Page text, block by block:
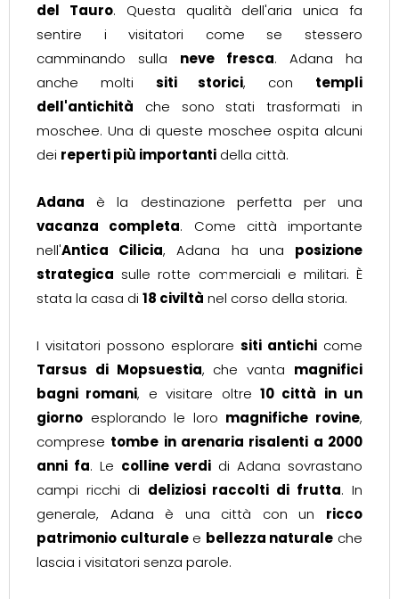
del Tauro. Questa qualità dell'aria unica fa
sentire i visitatori come se stessero
camminando sulla neve fresca. Adana ha
anche molti siti storici, con templi
dell'antichità che sono stati trasformati in
moschee. Una di queste moschee ospita alcuni
dei reperti più importanti della città.
Adana è la destinazione perfetta per una
vacanza completa. Come città importante
nell'Antica Cilicia, Adana ha una posizione
strategica sulle rotte commerciali e militari. È
stata la casa di 18 civiltà nel corso della storia.
I visitatori possono esplorare siti antichi come
Tarsus di Mopsuestia, che vanta magnifici
bagni romani, e visitare oltre 10 città in un
giorno esplorando le loro magnifiche rovine,
comprese tombe in arenaria risalenti a 2000
anni fa. Le colline verdi di Adana sovrastano
campi ricchi di deliziosi raccolti di frutta. In
generale, Adana è una città con un ricco
patrimonio culturalee bellezza naturale che
lascia i visitatori senza parole.